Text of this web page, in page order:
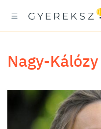
Nagy-